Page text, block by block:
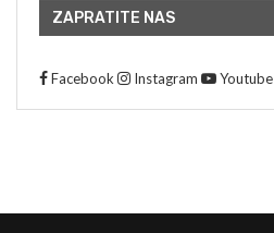
ZAPRATITE NAS
Facebook Instagram Youtube